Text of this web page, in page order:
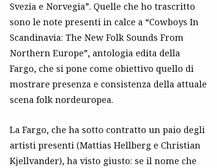
Svezia e Norvegia”. Quelle che ho trascritto
sono le note presenti in calce a “Cowboys In
Scandinavia: The New Folk Sounds From
Northern Europe”, antologia edita della
Fargo, che si pone come obiettivo quello di
mostrare presenza e consistenza della attuale
scena folk nordeuropea.
La Fargo, che ha sotto contratto un paio degli
artisti presenti (Mattias Hellberg e Christian
Kjellvander), ha visto giusto: se il nome che